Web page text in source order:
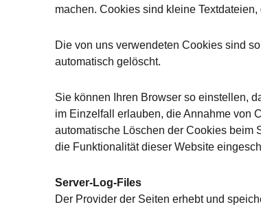
machen. Cookies sind kleine
Die von uns verwendeten Cookies sind
automatisch gelöscht.
Sie können Ihren Browser so einstellen,
im Einzelfall erlauben, die Annahme von
automatische Löschen der Cookies beim
die Funktionalität dieser Website
Server-Log-Files
Der Provider der Seiten erhebt und